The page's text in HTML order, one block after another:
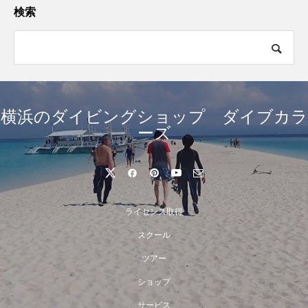
検索
横浜のダイビングショップ ダイブカラ
ーズ
ライセンス取得
スクール
ツアー
ショップ
サービス